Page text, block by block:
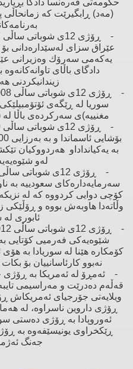
(مەد) ڕابگیرێت كە زمانحاڵی
عێراق سزای لەسێدارەدانی
یەكەمی سەرۆك وەزیرانی
دادگای باڵای
زیندانیكردنی
سوریا لە ڕێگەی
مغنییە)ی سەركردەی باڵا لە
بە یەكیاندادا‌و هەردووكیان
لەو
سەرمایەدارەكای سعودییە بە
كۆچی دوایی كردووە كە لە
وڵاتەدا هاوبەش بووە ‌و
ئابوری لە
شێوەیەكی فەرمیی كۆتایی
كۆمكارە هێنا لە سوریادا بە
نەبوو كارئاسانییان بۆ
- ئەمڕۆ لە ئەمریكا بە ڕۆژی
قەڵەم دەدرێت ‌و مەراسیمی
ویلایەتی جۆرجیای ئەمریكاش
ڕۆژی داروین ناسراوە، لە
ئەوروپادا بە ڕۆژی دەستی
ڕێكخراوی یونیسێفەوە بە
جەنگ